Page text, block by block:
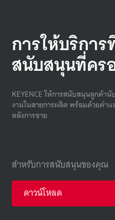
การให้บริกา
สนับสนุนที่คร
KEYENCE ให้การสนับสนุนลูกค้า
งานในสายการผลิต พร้อมด้วยคํา
หลังการขาย
สำหรับการสนับสนุนของคุณ
ดาวน์โหลด